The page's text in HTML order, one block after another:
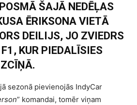
ŠAJĀ NEDĒĻAS
ĒRIKSONA VIETĀ
DEILIJS, JO ZVIEDRS
KUR PIEDALĪSIES
sezonā pievienojās IndyCar
” komandai, tomēr viņam